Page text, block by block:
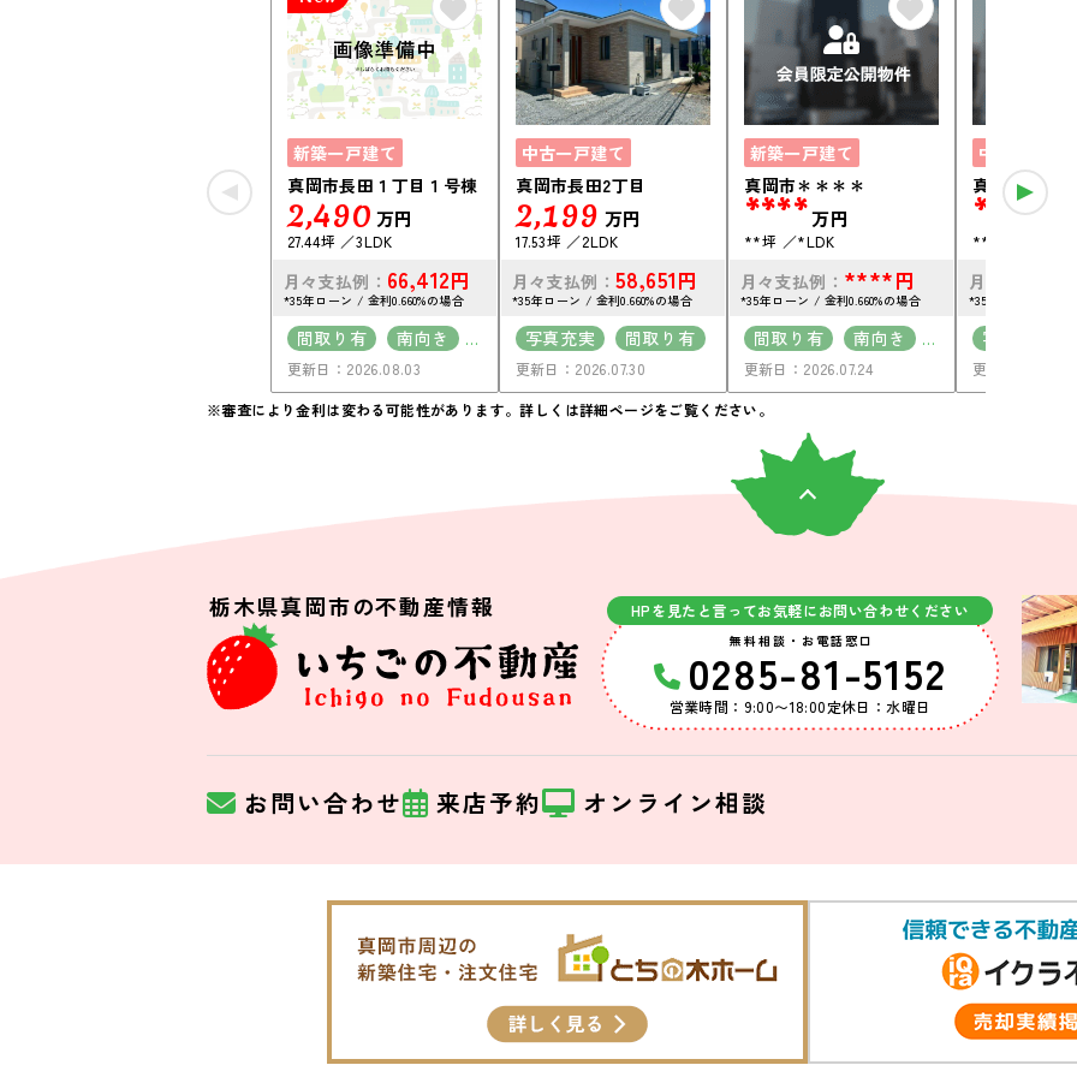
新築一戸建て
真岡市長田１丁目１号棟
2,490 万円
27.44坪 3LDK
月々支払例： 66,412円
*35年ローン / 金利0.660%の場合
間取り有
南向き
駐車場2台可
南面バルコニー
更新日：2026.08.03
中古一戸建て
真岡市長田2丁目
2,199 万円
17.53坪 2LDK
月々支払例： 58,651円
*35年ローン / 金利0.660%の場合
写真充実
間取り有
南向き
駐車場2台可
更新日：2026.07.30
新築一戸建て
真岡市＊＊＊＊
****万円
**坪 *LDK
月々支払例： ****円
*35年ローン / 金利0.660%の場合
間取り有
南向き
駐車場2台可
50坪以上
4LDK以上
接道6ｍ以上
南面バルコニー
オール電化
更新日：2026.07.24
中古一戸建て
真岡市＊＊＊
****
**坪
月々支払例：
*35年ローン / 金利
写真充実
南向き
オール電化
更新日：
※審査により金利は変わる可能性があります。詳しくは詳細ページをご覧ください。
栃木県真岡市の不動産情報 HPを見たと言ってお気軽にお問い合わせください
無料相談・お電話窓口
0285-81-5152
営業時間：9:00〜18:00定休日：水曜日
お問い合わせ 来店予約 オンライン相談